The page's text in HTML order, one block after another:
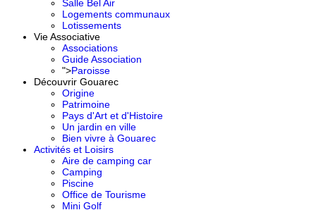
Salle Bel Air
Logements communaux
Lotissements
Vie Associative
Associations
Guide Association
">Paroisse
Découvrir Gouarec
Origine
Patrimoine
Pays d'Art et d'Histoire
Un jardin en ville
Bien vivre à Gouarec
Activités et Loisirs
Aire de camping car
Camping
Piscine
Office de Tourisme
Mini Golf